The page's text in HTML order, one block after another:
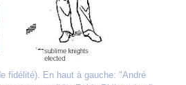
fidélité). En haut à gauche: "André